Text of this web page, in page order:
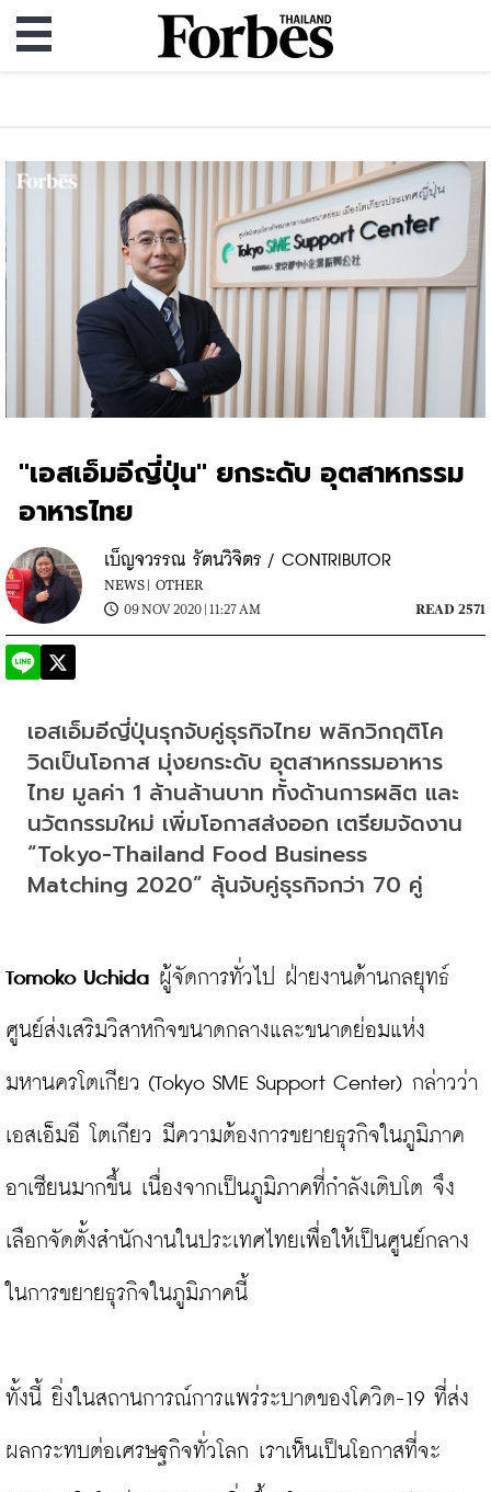
"เอสเอ็มอีญี่ปุ่น" ยกระดับ อุตสาหกรรม
อาหารไทย
เบ็ญจวรรณ รัตนวิจิตร / CONTRIBUTOR
NEWS | OTHER
09 NOV 2020 | 11:27 AM
READ 2571
เอสเอ็มอีญี่ปุ่นรุกจับคู่ธุรกิจไทย พลิกวิกฤติโค
วิดเป็นโอกาส มุ่งยกระดับ อุตสาหกรรมอาหาร
ไทย มูลค่า 1 ล้านล้านบาท ทั้งด้านการผลิต และ
นวัตกรรมใหม่ เพิ่มโอกาสส่งออก เตรียมจัดงาน
“Tokyo-Thailand Food Business
Matching 2020” ลุ้นจับคู่ธุรกิจกว่า 70 คู่
Tomoko Uchida ผู้จัดการทั่วไป ฝ่ายงานด้านกลยุทธ์
ศูนย์ส่งเสริมวิสาหกิจขนาดกลางและขนาดย่อมแห่ง
มหานครโตเกียว (Tokyo SME Support Center) กล่าวว่า
เอสเอ็มอี โตเกียว มีความต้องการขยายธุรกิจในภูมิภาค
อาเซียนมากขึ้น เนื่องจากเป็นภูมิภาคที่กำลังเติบโต จึง
เลือกจัดตั้งสำนักงานในประเทศไทยเพื่อให้เป็นศูนย์กลาง
ในการขยายธุรกิจในภูมิภาคนี้
ทั้งนี้ ยิ่งในสถานการณ์การแพร่ระบาดของโควิด-19 ที่ส่ง
ผลกระทบต่อเศรษฐกิจทั่วโลก เราเห็นเป็นโอกาสที่จะ